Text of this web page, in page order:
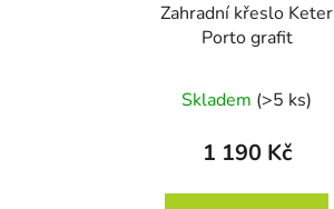
Zahradní křeslo Keter
Porto grafit
Skladem (>5 ks)
1 190 Kč